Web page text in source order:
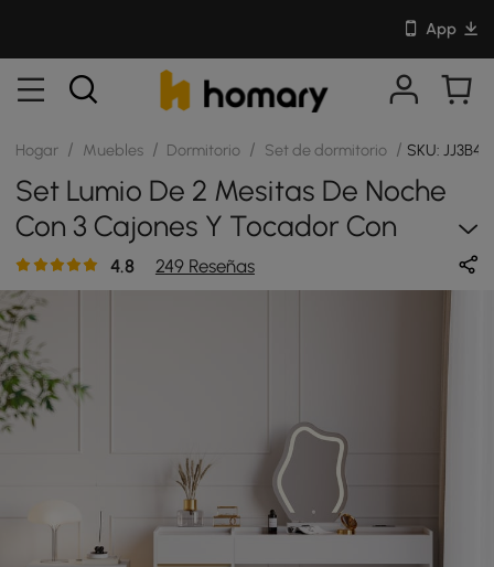
App
Hogar / Muebles / Dormitorio / Set de dormitorio / SKU:
Set Lumio De 2 Mesitas De Noche
Con 3 Cajones Y Tocador Con
Taburete- Blanco
4.8 249 Reseñas